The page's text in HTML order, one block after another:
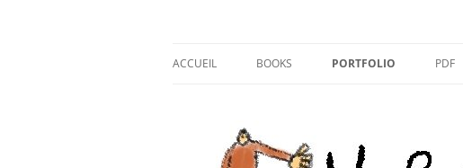
ACCUEIL BOOKS PORTFOLIO PDF